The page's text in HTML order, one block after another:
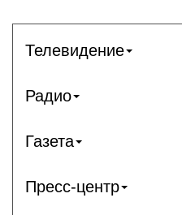
Телевидение
Радио
Газета
Пресс-центр